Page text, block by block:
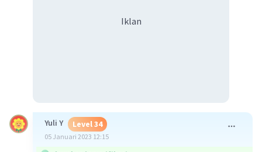
Iklan
Yuli Y Level 34
05 Januari 2023 12:15